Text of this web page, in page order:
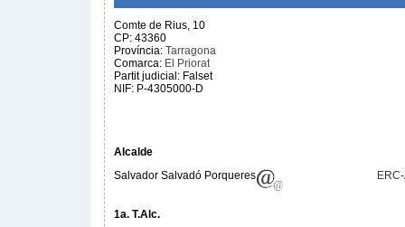
Comte de Rius, 10
CP: 43360
Província: Tarragona
Comarca: El Priorat
Partit judicial: Falset
NIF: P-4305000-D
Alcalde
Salvador Salvadó Porqueres
1a. T.Alc.